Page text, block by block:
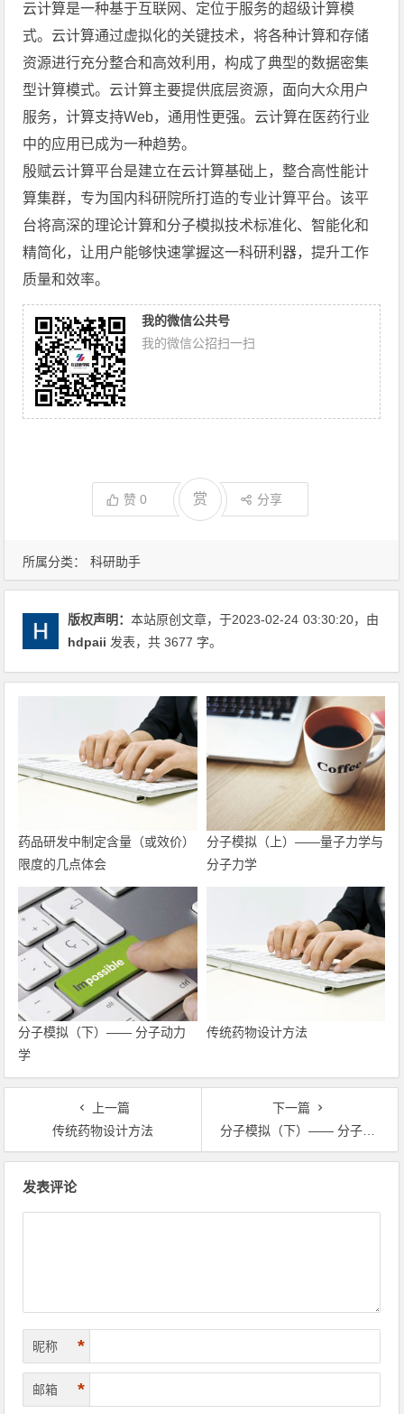
所属分类： 科研助手
云计算是一种基于互联网、定位于服务的超级计算模
式。云计算通过虚拟化的关键技术，将各种计算和存储
资源进行充分整合和高效利用，构成了典型的数据密集
型计算模式。云计算主要提供底层资源，面向大众用户
服务，计算支持Web，通用性更强。云计算在医药行业
中的应用已成为一种趋势。
殷赋云计算平台是建立在云计算基础上，整合高性能计
算集群，专为国内科研院所打造的专业计算平台。该平
台将高深的理论计算和分子模拟技术标准化、智能化和
精简化，让用户能够快速掌握这一科研利器，提升工作
质量和效率。
我的微信公共号
我的微信公招扫一扫
赞0 赏 分享
版权声明：本站原创文章，于2023-02-24 03:30:20，由
hdpaii 发表，共 3677 字。
药品研发中制定含量（或效价）
限度的几点体会
分子模拟（上）——量子力学与
分子力学
分子模拟（下）—— 分子动力
学
传统药物设计方法
上一篇
传统药物设计方法
下一篇
分子模拟（下）—— 分子动力学
发表评论
昵称 *
邮箱 *